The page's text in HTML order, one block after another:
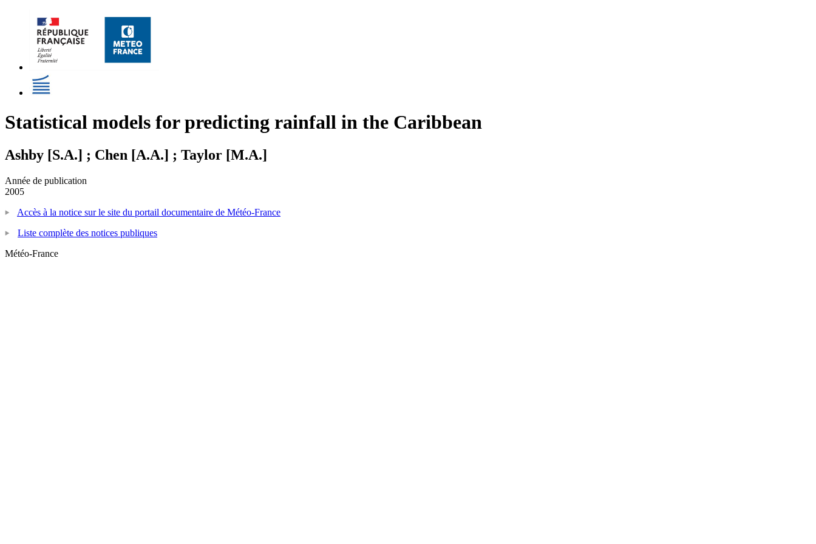
Statistical models for predicting rainfall in the Caribbean
Ashby [S.A.] ; Chen [A.A.] ; Taylor [M.A.]
Année de publication
2005
Accès à la notice sur le site du portail documentaire de Météo-France
Liste complète des notices publiques
Météo-France